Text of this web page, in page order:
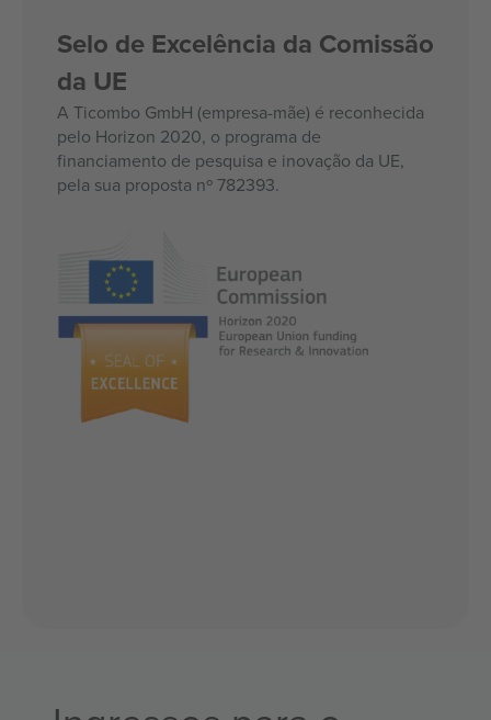
Selo de Excelência da Comissão
da UE
A Ticombo GmbH (empresa-mãe) é reconhecida
pelo Horizon 2020, o programa de
financiamento de pesquisa e inovação da UE,
pela sua proposta nº 782393.